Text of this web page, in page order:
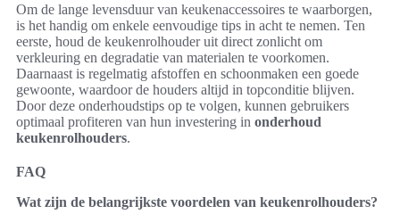
Om de lange levensduur van keukenaccessoires te waarborgen,
is het handig om enkele eenvoudige tips in acht te nemen. Ten
eerste, houd de keukenrolhouder uit direct zonlicht om
verkleuring en degradatie van materialen te voorkomen.
Daarnaast is regelmatig afstoffen en schoonmaken een goede
gewoonte, waardoor de houders altijd in topconditie blijven.
Door deze onderhoudstips op te volgen, kunnen gebruikers
optimaal profiteren van hun investering in onderhoud
keukenrolhouders.
FAQ
Wat zijn de belangrijkste voordelen van keukenrolhouders?